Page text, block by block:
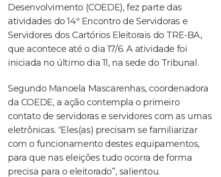
Desenvolvimento (COEDE), fez parte das
atividades do 14º Encontro de Servidoras e
Servidores dos Cartórios Eleitorais do TRE-BA,
que acontece até o dia 17/6. A atividade foi
iniciada no último dia 11, na sede do Tribunal.
Segundo Manoela Mascarenhas, coordenadora
da COEDE, a ação contempla o primeiro
contato de servidoras e servidores com as urnas
eletrônicas. “Eles(as) precisam se familiarizar
com o funcionamento destes equipamentos,
para que nas eleições tudo ocorra de forma
precisa para o eleitorado”, salientou.